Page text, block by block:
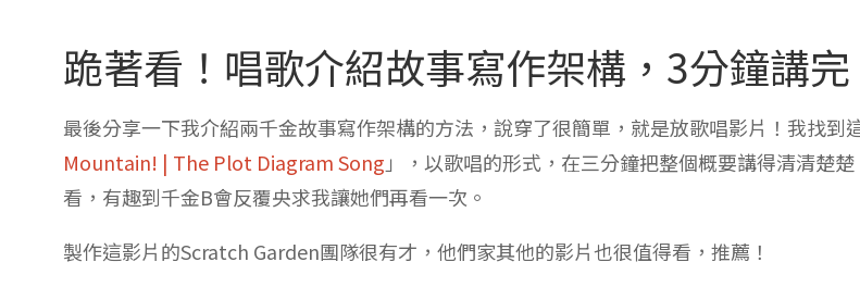
跪著看！唱歌介紹故事寫作架構，3分鐘講完
最後分享一下我介紹兩千金故事寫作架構的方法，說穿了很簡單，就是放歌唱影片！我找到
Mountain! | The Plot Diagram Song」，以歌唱的形式，在三分鐘把整個概要講得清清楚
看，有趣到千金B會反覆央求我讓她們再看一次。
製作這影片的Scratch Garden團隊很有才，他們家其他的影片也很值得看，推薦！